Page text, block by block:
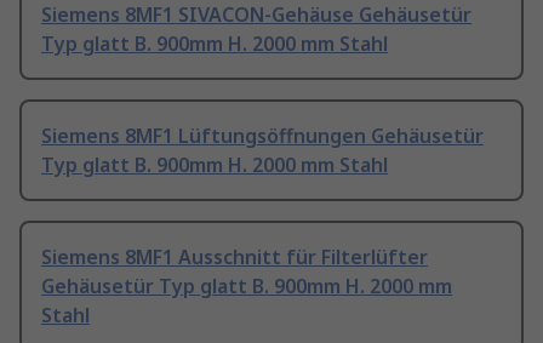
Siemens 8MF1 SIVACON-Gehäuse Gehäusetür
Typ glatt B. 900mm H. 2000 mm Stahl
Siemens 8MF1 Lüftungsöffnungen Gehäusetür
Typ glatt B. 900mm H. 2000 mm Stahl
Siemens 8MF1 Ausschnitt für Filterlüfter
Gehäusetür Typ glatt B. 900mm H. 2000 mm
Stahl